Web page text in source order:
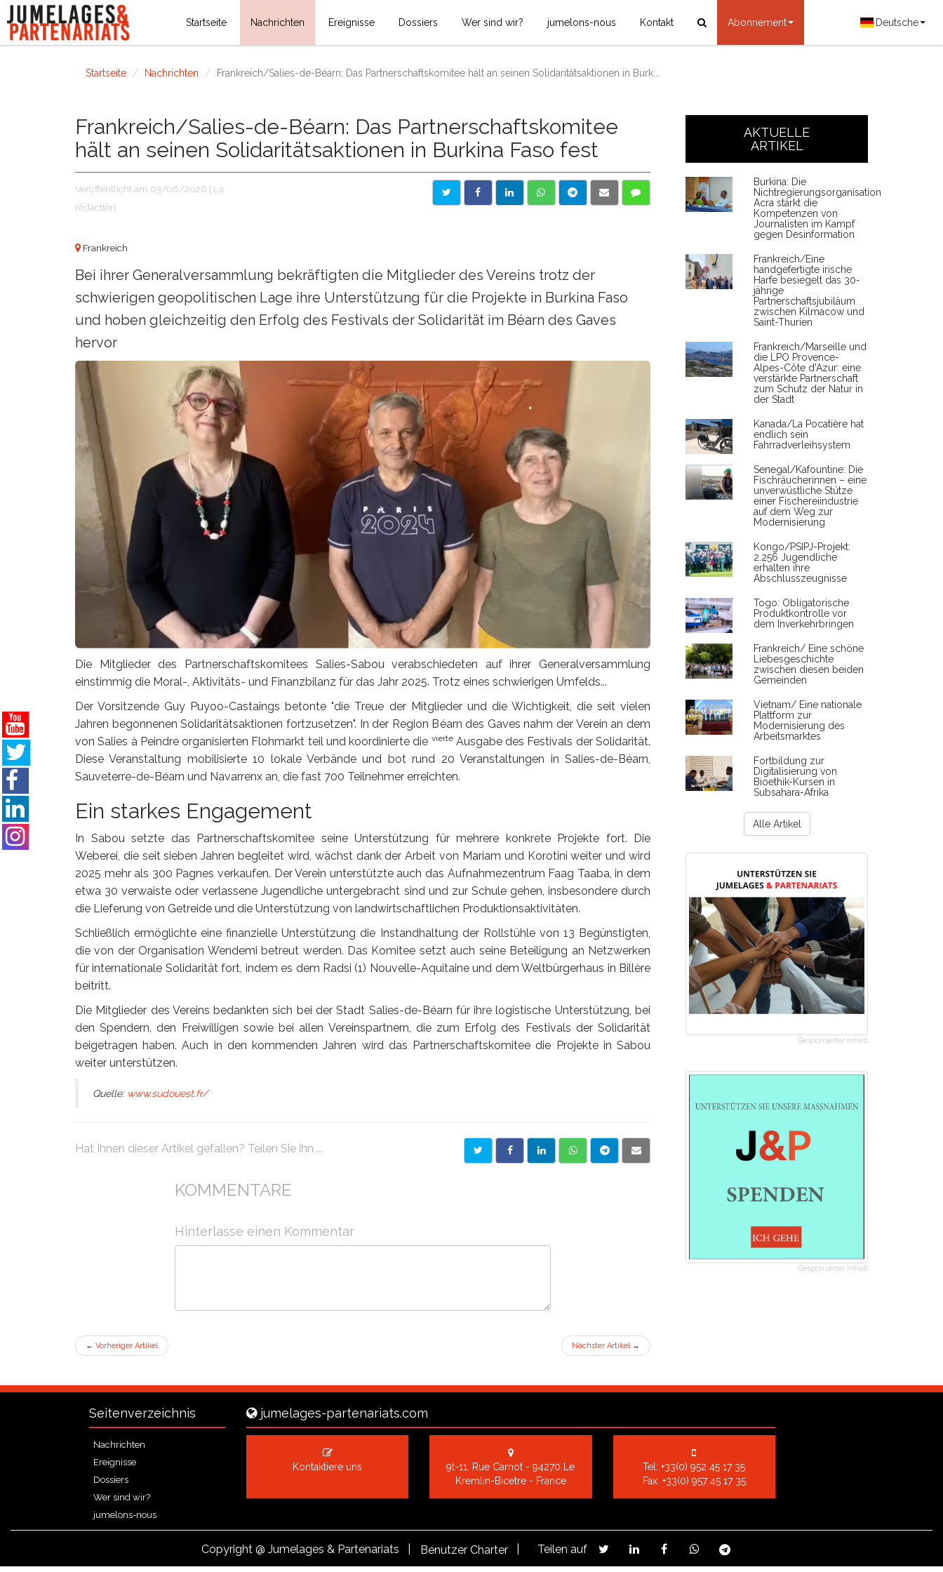
Startseite Nachrichten Ereignisse Dossiers Wer sind wir? jumelons-nous Kontakt Abonnement Deutsche
Startseite Nachrichten Frankreich/Salies-de-Béarn: Das Partnerschaftskomitee hält an seinen Solidaritätsaktionen in Burk...
Frankreich/Salies-de-Béarn: Das Partnerschaftskomitee
hält an seinen Solidaritätsaktionen in Burkina Faso fest
Veröffentlicht am 03/06/2026 | La
rédaction
Frankreich
Bei ihrer Generalversammlung bekräftigten die Mitglieder des Vereins trotz der
schwierigen geopolitischen Lage ihre Unterstützung für die Projekte in Burkina Faso
und hoben gleichzeitig den Erfolg des Festivals der Solidarität im Béarn des Gaves
hervor
Die Mitglieder des Partnerschaftskomitees Salies-Sabou verabschiedeten auf ihrer Generalversammlung
einstimmig die Moral-, Aktivitäts- und Finanzbilanz für das Jahr 2025. Trotz eines schwierigen Umfelds...
Der Vorsitzende Guy Puyoo-Castaings betonte "die Treue der Mitglieder und die Wichtigkeit, die seit vielen
Jahren begonnenen Solidaritätsaktionen fortzusetzen". In der Region Béarn des Gaves nahm der Verein an dem
von Salies à Peindre organisierten Flohmarkt teil und koordinierte die vierteAusgabe des Festivals der Solidarität.
Diese Veranstaltung mobilisierte 10 lokale Verbände und bot rund 20 Veranstaltungen in Salies-de-Béarn,
Sauveterre-de-Béarn und Navarrenx an, die fast 700 Teilnehmer erreichten.
Ein starkes Engagement
In Sabou setzte das Partnerschaftskomitee seine Unterstützung für mehrere konkrete Projekte fort. Die
Weberei, die seit sieben Jahren begleitet wird, wächst dank der Arbeit von Mariam und Korotini weiter und wird
2025 mehr als 300 Pagnes verkaufen. Der Verein unterstützte auch das Aufnahmezentrum Faag Taaba, in dem
etwa 30 verwaiste oder verlassene Jugendliche untergebracht sind und zur Schule gehen, insbesondere durch
die Lieferung von Getreide und die Unterstützung von landwirtschaftlichen Produktionsaktivitäten.
Schließlich ermöglichte eine finanzielle Unterstützung die Instandhaltung der Rollstühle von 13 Begünstigten,
die von der Organisation Wendemi betreut werden. Das Komitee setzt auch seine Beteiligung an Netzwerken
für internationale Solidarität fort, indem es dem Radsi (1) Nouvelle-Aquitaine und dem Weltbürgerhaus in Billère
beitritt.
Die Mitglieder des Vereins bedankten sich bei der Stadt Salies-de-Béarn für ihre logistische Unterstützung, bei
den Spendern, den Freiwilligen sowie bei allen Vereinspartnern, die zum Erfolg des Festivals der Solidarität
beigetragen haben. Auch in den kommenden Jahren wird das Partnerschaftskomitee die Projekte in Sabou
weiter unterstützen.
Quelle: www.sudouest.fr/
Hat Ihnen dieser Artikel gefallen? Teilen Sie ihn ...
KOMMENTARE
Hinterlasse einen Kommentar
← Vorheriger Artikel Nächster Artikel →
AKTUELLE
ARTIKEL
Burkina: Die
Nichtregierungsorganisation
Acra stärkt die
Kompetenzen von
Journalisten im Kampf
gegen Desinformation
Frankreich/Eine
handgefertigte irische
Harfe besiegelt das 30-
jährige
Partnerschaftsjubiläum
zwischen Kilmacow und
Saint-Thurien
Frankreich/Marseille und
die LPO Provence-
Alpes-Côte d'Azur: eine
verstärkte Partnerschaft
zum Schutz der Natur in
der Stadt
Kanada/La Pocatière hat
endlich sein
Fahrradverleihsystem
Senegal/Kafountine: Die
Fischräucherinnen – eine
unverwüstliche Stütze
einer Fischereiindustrie
auf dem Weg zur
Modernisierung
Kongo/PSIPJ-Projekt:
2.256 Jugendliche
erhalten ihre
Abschlusszeugnisse
Togo: Obligatorische
Produktkontrolle vor
dem Inverkehrbringen
Frankreich/ Eine schöne
Liebesgeschichte
zwischen diesen beiden
Gemeinden
Vietnam/ Eine nationale
Plattform zur
Modernisierung des
Arbeitsmarktes
Fortbildung zur
Digitalisierung von
Bioethik-Kursen in
Subsahara-Afrika
Alle Artikel
Gesponserter Inhalt
Gesponserter Inhalt
Seitenverzeichnis
Nachrichten
Ereignisse
Dossiers
Wer sind wir?
jumelons-nous
jumelages-partenariats.com
Kontaktiere uns
9t-11, Rue Carnot - 94270 Le
Kremlin-Bicetre - France
Tel:+33(0) 952 45 17 35
Fax: +33(0) 957 45 17 35
Copyright @ Jumelages & Partenariats | Benutzer Charter Teilen auf